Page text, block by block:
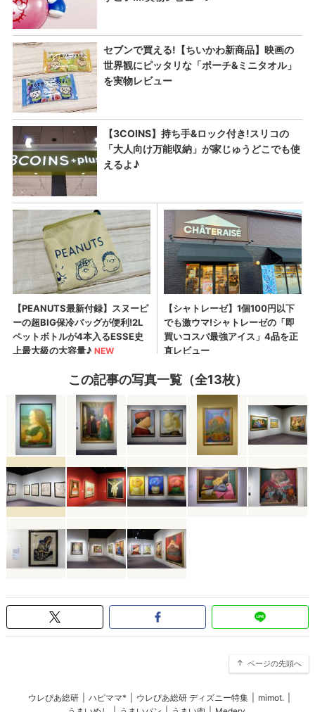
この記事の写真一覧（全13枚）
ページの先頭へ
ウレぴあ総研 ハピママ* ウレぴあ総研 ディズニー特集 mimot.